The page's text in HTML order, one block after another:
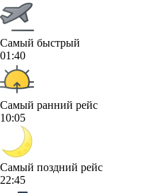
Самый быстрый
01:40
Самый ранний рейс
10:05
Самый поздний рейс
22:45